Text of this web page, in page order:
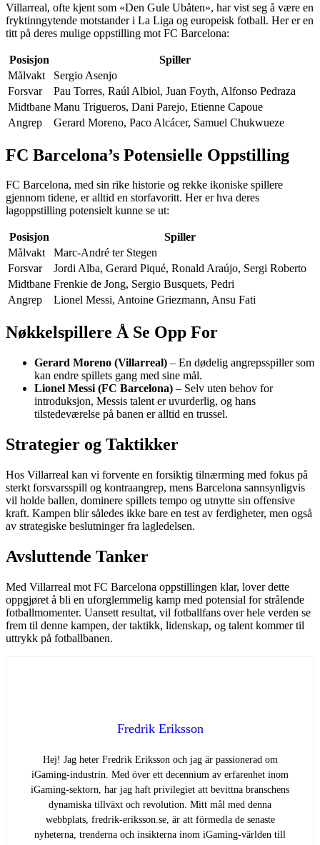
Villarreal, ofte kjent som «Den Gule Ubåten», har vist seg å være en
fryktinngytende motstander i La Liga og europeisk fotball. Her er en
titt på deres mulige oppstilling mot FC Barcelona:
Posisjon
Spiller
Målvakt
Sergio Asenjo
Forsvar
Pau Torres, Raúl Albiol, Juan Foyth, Alfonso Pedraza
Midtbane Manu Trigueros, Dani Parejo, Etienne Capoue
Angrep
Gerard Moreno, Paco Alcácer, Samuel Chukwueze
FC Barcelona’s Potensielle Oppstilling
FC Barcelona, med sin rike historie og rekke ikoniske spillere
gjennom tidene, er alltid en storfavoritt. Her er hva deres
lagoppstilling potensielt kunne se ut:
Posisjon
Spiller
Målvakt
Marc-André ter Stegen
Forsvar
Jordi Alba, Gerard Piqué, Ronald Araújo, Sergi Roberto
Midtbane Frenkie de Jong, Sergio Busquets, Pedri
Angrep
Lionel Messi, Antoine Griezmann, Ansu Fati
Nøkkelspillere Å Se Opp For
Gerard Moreno (Villarreal) – En dødelig angrepsspiller som
kan endre spillets gang med sine mål.
Lionel Messi (FC Barcelona) – Selv uten behov for
introduksjon, Messis talent er uvurderlig, og hans
tilstedeværelse på banen er alltid en trussel.
Strategier og Taktikker
Hos Villarreal kan vi forvente en forsiktig tilnærming med fokus på
sterkt forsvarsspill og kontraangrep, mens Barcelona sannsynligvis
vil holde ballen, dominere spillets tempo og utnytte sin offensive
kraft. Kampen blir således ikke bare en test av ferdigheter, men også
av strategiske beslutninger fra lagledelsen.
Avsluttende Tanker
Med Villarreal mot FC Barcelona oppstillingen klar, lover dette
oppgjøret å bli en uforglemmelig kamp med potensial for strålende
fotballmomenter. Uansett resultat, vil fotballfans over hele verden se
frem til denne kampen, der taktikk, lidenskap, og talent kommer til
uttrykk på fotballbanen.
Fredrik Eriksson
Hej! Jag heter Fredrik Eriksson och jag är passionerad om
iGaming-industrin. Med över ett decennium av erfarenhet inom
iGaming-sektorn, har jag haft privilegiet att bevittna branschens
dynamiska tillväxt och revolution. Mitt mål med denna
webbplats, fredrik-eriksson.se, är att förmedla de senaste
nyheterna, trenderna och insikterna inom iGaming-världen till